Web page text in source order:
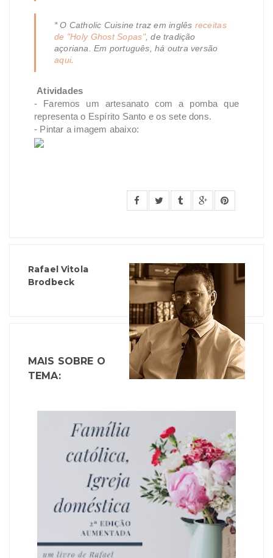
* O Catholic Cuisine traz em inglês receitas
de "Holy Ghost Sopas", de tradição
açoriana. Em português, há outra versão
aqui.
Atividades
- Faremos um artesanato com a pomba que
representa o Espírito Santo e os sete dons.
- Pintar a imagem abaixo:
Rafael Vitola
Brodbeck
MAIS SOBRE O
TEMA: